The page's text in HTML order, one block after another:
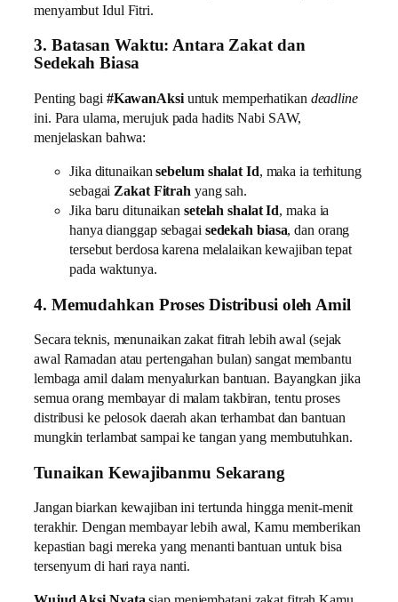
menyambut Idul Fitri.
3. Batasan Waktu: Antara Zakat dan
Sedekah Biasa
Penting bagi #KawanAksiuntuk memperhatikan deadline
ini. Para ulama, merujuk pada hadits Nabi SAW,
menjelaskan bahwa:
Jika ditunaikansebelum shalat Id, maka ia terhitung
sebagaiZakat Fitrah yang sah.
Jika baru ditunaikan setelah shalat Id, maka ia
hanya dianggap sebagai sedekah biasa, dan orang
tersebut berdosa karena melalaikan kewajiban tepat
pada waktunya.
4. Memudahkan Proses Distribusi oleh Amil
Secara teknis, menunaikan zakat fitrah lebih awal (sejak
awal Ramadan atau pertengahan bulan) sangat membantu
lembaga amil dalam menyalurkan bantuan. Bayangkan jika
semua orang membayar di malam takbiran, tentu proses
distribusi ke pelosok daerah akan terhambat dan bantuan
mungkin terlambat sampai ke tangan yang membutuhkan.
Tunaikan Kewajibanmu Sekarang
Jangan biarkan kewajiban ini tertunda hingga menit-menit
terakhir. Dengan membayar lebih awal, Kamu memberikan
kepastian bagi mereka yang menanti bantuan untuk bisa
tersenyum di hari raya nanti.